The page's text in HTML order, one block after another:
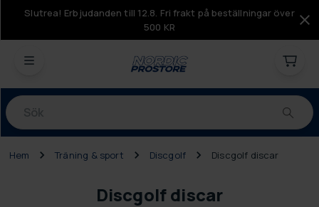
Slutrea! Erbjudanden till 12.8. Fri frakt på beställningar över
500 KR
Produkter
Hem Träning & sport Discgolf Discgolf discar
Discgolf discar